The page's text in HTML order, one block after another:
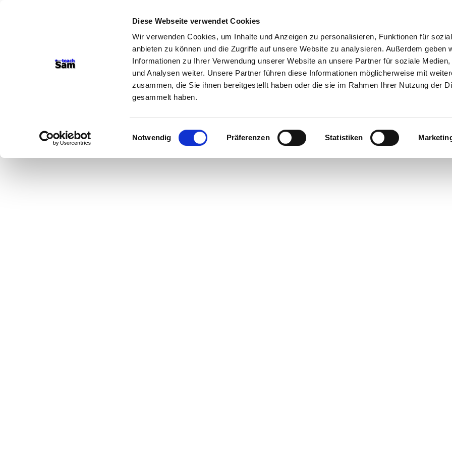
Diese Webseite verwendet Cookies
Wir verwenden Cookies, um Inhalte und Anzeigen zu personalisieren, Funktionen für
anbieten zu können und die Zugriffe auf unsere Website zu analysieren. Außerdem geben
Informationen zu Ihrer Verwendung unserer Website an unsere Partner für soziale Medien,
und Analysen weiter. Unsere Partner führen diese Informationen möglicherweise mit
zusammen, die Sie ihnen bereitgestellt haben oder die sie im Rahmen Ihrer Nutzung der
gesammelt haben.
Einwilligungsauswahl
Notwendig Präferenzen Statistiken